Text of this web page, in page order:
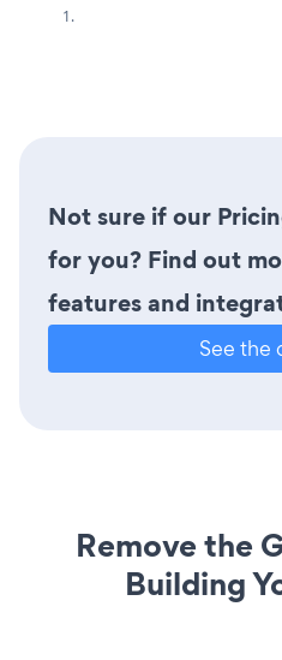
1.
Not sure if our
for you? Find out
features and
See the
Remove the
Building